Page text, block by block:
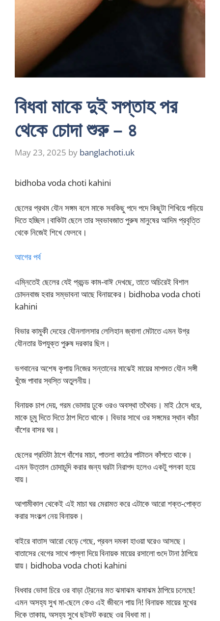
বিধবা মাকে দুই সপ্তাহ পর
থেকে চোদা শুরু – ৪
May 23, 2025 by banglachoti.uk
bidhoba voda choti kahini
ছেলের প্রথম যৌন সঙ্গম বলে মাকে সবকিছু পদে পদে কিছুটা শিখিয়ে পড়িয়ে
দিতে হচ্ছিল।বাকিটা ছেলে তার স্বভাবজাত পুরুষ মানুষের আদিম প্রবৃত্তি
থেকে নিজেই শিখে ফেলবে।
আগের পর্ব
এম্নিতেই ছেলের যেই প্রচন্ড কাম-বাঈ দেখছে, তাতে অচিরেই বিশাল
চোদনবাজ হবার সম্ভাবনা আছে বিনায়কের। bidhoba voda choti
kahini
বিভার কামুকী দেহের যৌনলালসার লেলিহান জ্বালা মেটাতে এমন উগ্র
যৌনতার উপযুক্ত পুরুষ দরকার ছিল।
ভগবানের অশেষ কৃপায় নিজের সন্তানের মাঝেই মায়ের মাপমত যৌন সঙ্গী
খুঁজে পাবার স্বস্তি অতুলনীয়।
বিনায়ক চাপ দেয়, গরম ভোদায় ঢুকে ওরও অবস্থা তথৈবচ। মাই ঠেসে ধরে,
মাকে চুমু দিতে দিতে ঠাপ দিতে থাকে। বিভার সাথে ওর সঙ্গমের স্থান কাঁচা
বাঁশের বাসর ঘর।
ছেলের প্রতিটা ঠাপে বাঁশের মাচা, পাতলা কাঠের পাটাতন কাঁপতে থাকে।
এমন উত্তাল চোদাচুদি করার জন্য ঘরটা নিরাপদ হলেও একটু পলকা হয়ে
যায়।
আগামীকাল থেকেই এই মাচা ঘর মেরামত করে এটাকে আরো শক্ত-পোক্ত
করার সংকল্প নেয় বিনায়ক।
বাইরে বাতাস আরো বেড়ে গেছে, প্রবল দমকা হাওয়া ঘরেও আসছে।
বাতাসের বেগের সাথে পাল্লা দিয়ে বিনায়ক মায়ের রসালো গুদে টানা ঠাপিয়ে
য়ায়। bidhoba voda choti kahini
বিধবার ভোদা চিরে ওর বাড়া ট্রেনের মত ঝমাঝম ঝমাঝম ঠাপিয়ে চলেছে!
এমন অসহ্য সুখ মা-ছেলে কেও এই জীবনে পায় নি! বিনায়ক মায়ের মুখের
দিকে তাকায়, অসহ্য সুখে ছটফট করছে ওর বিধবা মা।